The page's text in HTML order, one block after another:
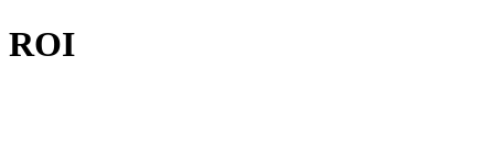
ROI